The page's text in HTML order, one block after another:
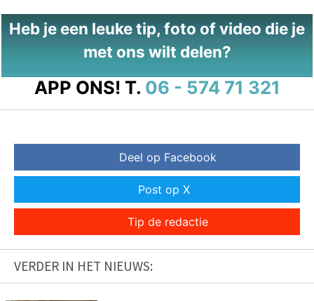
Heb je een leuke tip, foto of video die je
met ons wilt delen?
APP ONS! T. 06 - 574 71 321
Deel op Facebook
Post op X
Tip de redactie
VERDER IN HET NIEUWS: